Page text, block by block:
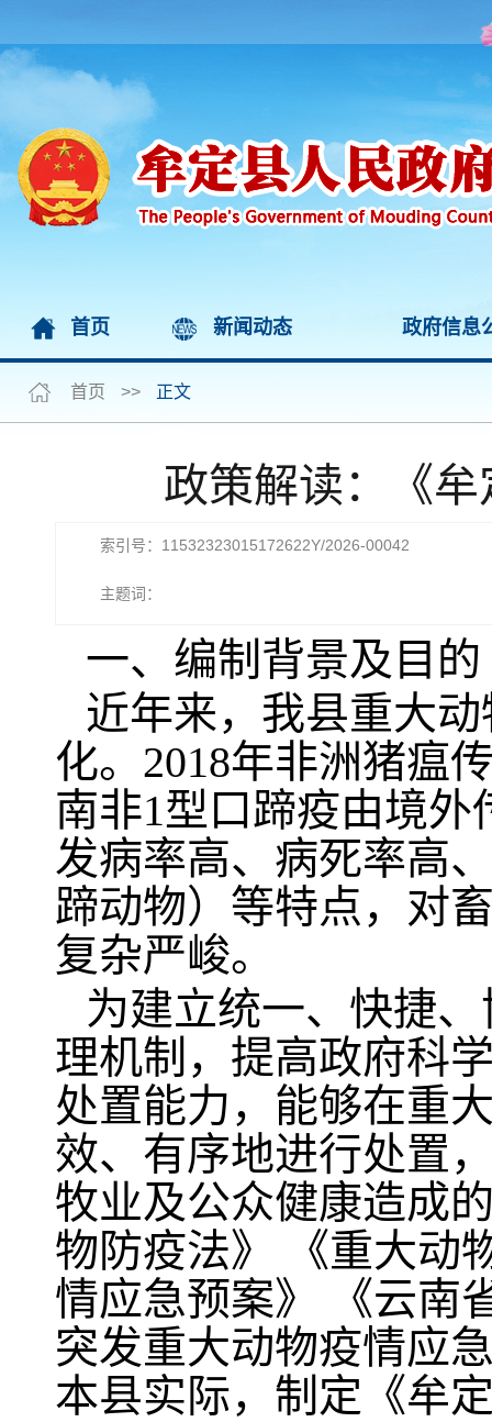
首页 新闻动态 政府信息
首页 >> 正文
政策解读：《
索引号：11532323015172622Y/2026-00042
主题词：
一、编制背景及目的
近年来，我县重大
化。2018年非洲猪瘟
南非1型口蹄疫由境
发病率高、病死率高
蹄动物）等特点，对
复杂严峻。
为建立统一、快捷
理机制，提高政府科
处置能力，能够在重
效、有序地进行处置
牧业及公众健康造成
物防疫法》 《重大动
情应急预案》 《云南
突发重大动物疫情应
本县实际，制定《牟